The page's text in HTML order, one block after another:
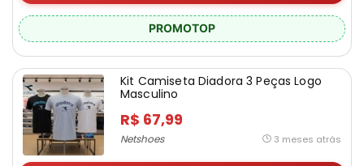
PROMOTOP
Kit Camiseta Diadora 3 Peças Logo
Masculino
R$ 67,99
Netshoes 3 meses atrás